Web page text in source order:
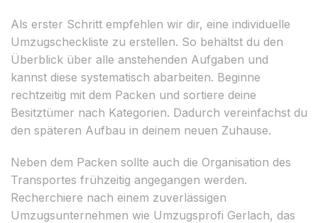
Als erster Schritt empfehlen wir dir, eine individuelle
Umzugscheckliste zu erstellen. So behältst du den
Überblick über alle anstehenden Aufgaben und
kannst diese systematisch abarbeiten. Beginne
rechtzeitig mit dem Packen und sortiere deine
Besitztümer nach Kategorien. Dadurch vereinfachst du
den späteren Aufbau in deinem neuen Zuhause.
Neben dem Packen sollte auch die Organisation des
Transportes frühzeitig angegangen werden.
Recherchiere nach einem zuverlässigen
Umzugsunternehmen wie Umzugsprofi Gerlach, das